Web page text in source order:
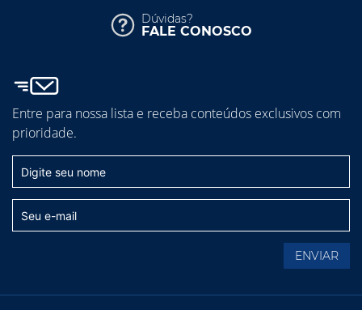
Dúvidas?
FALE CONOSCO
Entre para nossa lista e receba conteúdos exclusivos com
prioridade.